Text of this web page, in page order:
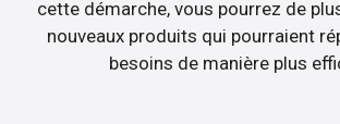
cette démarche, vous pourrez de
nouveaux produits qui pourraient
besoins de manière plus